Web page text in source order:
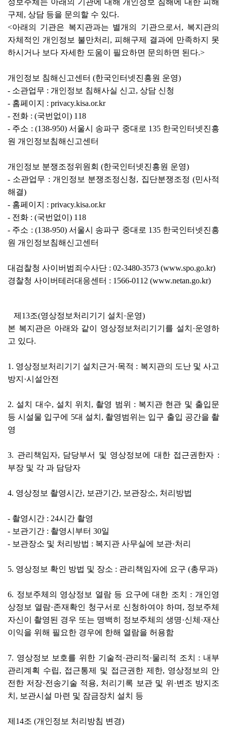
정보주체는 아래의 기관에 대해 개인정보 침해에 대한 피해
구제, 상담 등을 문의할 수 있다.
<아래의 기관은 복지관과는 별개의 기관으로서, 복지관의
자체적인 개인정보 불만처리, 피해구제 결과에 만족하지 못
하시거나 보다 자세한 도움이 필요하면 문의하면 된다.>
개인정보 침해신고센터 (한국인터넷진흥원 운영)
- 소관업무 : 개인정보 침해사실 신고, 상담 신청
- 홈페이지 : privacy.kisa.or.kr
- 전화 : (국번없이) 118
- 주소 : (138-950) 서울시 송파구 중대로 135 한국인터넷진흥
원 개인정보침해신고센터
개인정보 분쟁조정위원회 (한국인터넷진흥원 운영)
- 소관업무 : 개인정보 분쟁조정신청, 집단분쟁조정 (민사적
해결)
- 홈페이지 : privacy.kisa.or.kr
- 전화 : (국번없이) 118
- 주소 : (138-950) 서울시 송파구 중대로 135 한국인터넷진흥
원 개인정보침해신고센터
대검찰청 사이버범죄수사단 : 02-3480-3573 (www.spo.go.kr)
경찰청 사이버테러대응센터 : 1566-0112 (www.netan.go.kr)
제13조(영상정보처리기기 설치·운영)
본 복지관은 아래와 같이 영상정보처리기기를 설치·운영하
고 있다.
1. 영상정보처리기기 설치근거·목적 : 복지관의 도난 및 사고
방지·시설안전
2. 설치 대수, 설치 위치, 촬영 범위 : 복지관 현관 및 출입문
등 시설물 입구에 5대 설치, 촬영범위는 입구 출입 공간을 촬
영
3. 관리책임자, 담당부서 및 영상정보에 대한 접근권한자 :
부장 및 각 과 담당자
4. 영상정보 촬영시간, 보관기간, 보관장소, 처리방법
- 촬영시간 : 24시간 촬영
- 보관기간 : 촬영시부터 30일
- 보관장소 및 처리방법 : 복지관 사무실에 보관·처리
5. 영상정보 확인 방법 및 장소 : 관리책임자에 요구 (총무과)
6. 정보주체의 영상정보 열람 등 요구에 대한 조치 : 개인영
상정보 열람·존재확인 청구서로 신청하여야 하며, 정보주체
자신이 촬영된 경우 또는 명백히 정보주체의 생명·신체·재산
이익을 위해 필요한 경우에 한해 열람을 허용함
7. 영상정보 보호를 위한 기술적·관리적·물리적 조치 : 내부
관리계획 수립, 접근통제 및 접근권한 제한, 영상정보의 안
전한 저장·전송기술 적용, 처리기록 보관 및 위·변조 방지조
치, 보관시설 마련 및 잠금장치 설치 등
제14조 (개인정보 처리방침 변경)